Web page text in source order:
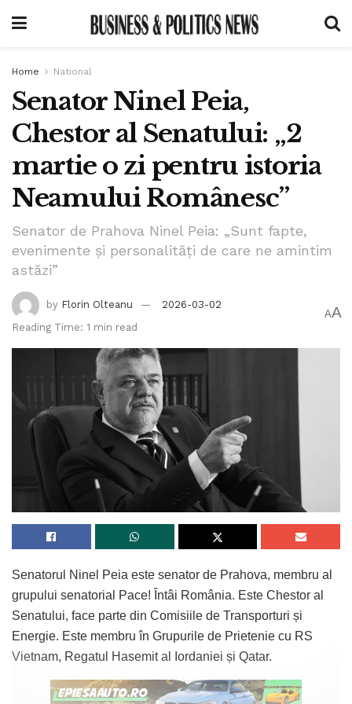
Home National
Senator Ninel Peia,
Chestor al Senatului: „2
martie o zi pentru istoria
Neamului Românesc”
Senator de Prahova Ninel Peia: „Sunt fapte,
evenimente și personalități de care ne amintim
astăzi”
by Florin Olteanu
2026-03-02
Reading Time: 1 min read
AA
Senatorul Ninel Peia este senator de Prahova, membru al
grupului senatorial Pace! Întâi România. Este Chestor al
Senatului, face parte din Comisiile de Transporturi și
Energie. Este membru în Grupurile de Prietenie cu RS
Vietnam, Regatul Hasemit al Iordaniei și Qatar.